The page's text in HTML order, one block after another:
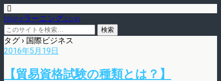
blog.eラーニング.co.jp
タグ › 国際ビジネス
2016年5月19日
【貿易資格試験の種類とは？】